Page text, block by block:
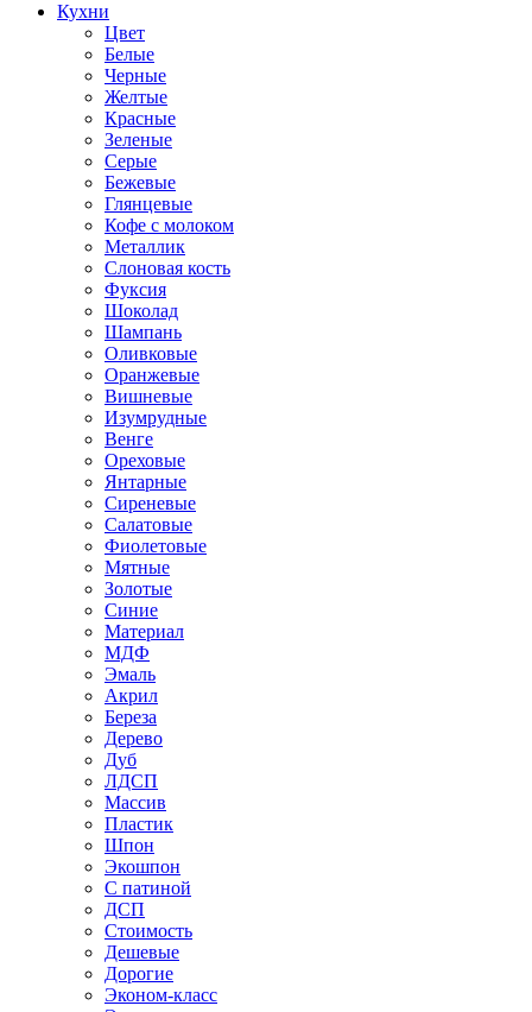
Кухни
Цвет
Белые
Черные
Желтые
Красные
Зеленые
Серые
Бежевые
Глянцевые
Кофе с молоком
Металлик
Слоновая кость
Фуксия
Шоколад
Шампань
Оливковые
Оранжевые
Вишневые
Изумрудные
Венге
Ореховые
Янтарные
Сиреневые
Салатовые
Фиолетовые
Мятные
Золотые
Синие
Материал
МДФ
Эмаль
Акрил
Береза
Дерево
Дуб
ЛДСП
Массив
Пластик
Шпон
Экошпон
С патиной
ДСП
Стоимость
Дешевые
Дорогие
Эконом-класс